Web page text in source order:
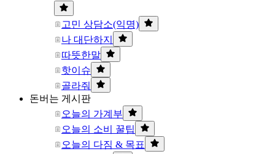
고민 상담소(익명)
나 대단하지
따뜻한말
핫이슈
골라줘
돈버는 게시판
오늘의 가계부
오늘의 소비 꿀팁
오늘의 다짐 & 목표